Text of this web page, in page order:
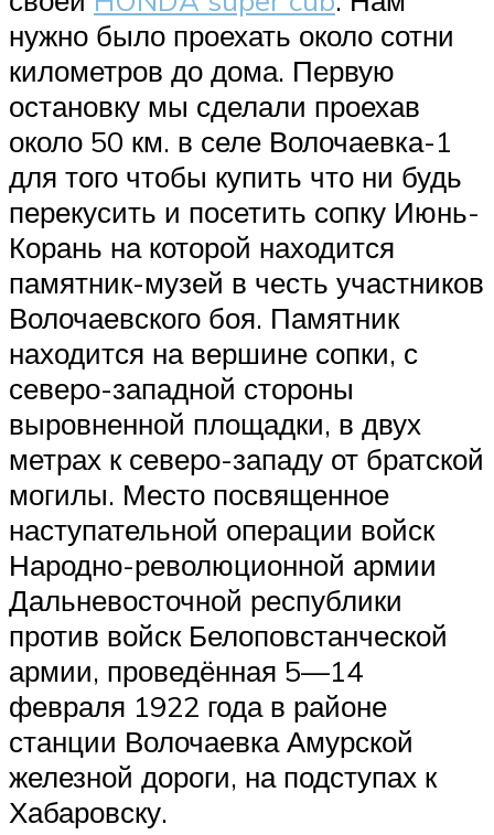
нужно было проехать около сотни
километров до дома. Первую
остановку мы сделали проехав
около 50 км. в селе Волочаевка-1
для того чтобы купить что ни будь
перекусить и посетить сопку Июнь-
Корань на которой находится
памятник-музей в честь участников
Волочаевского боя. Памятник
находится на вершине сопки, с
северо-западной стороны
выровненной площадки, в двух
метрах к северо-западу от братской
могилы. Место посвященное
наступательной операции войск
Народно-революционной армии
Дальневосточной республики
против войск Белоповстанческой
армии, проведённая 5—14
февраля 1922 года в районе
станции Волочаевка Амурской
железной дороги, на подступах к
Хабаровску.